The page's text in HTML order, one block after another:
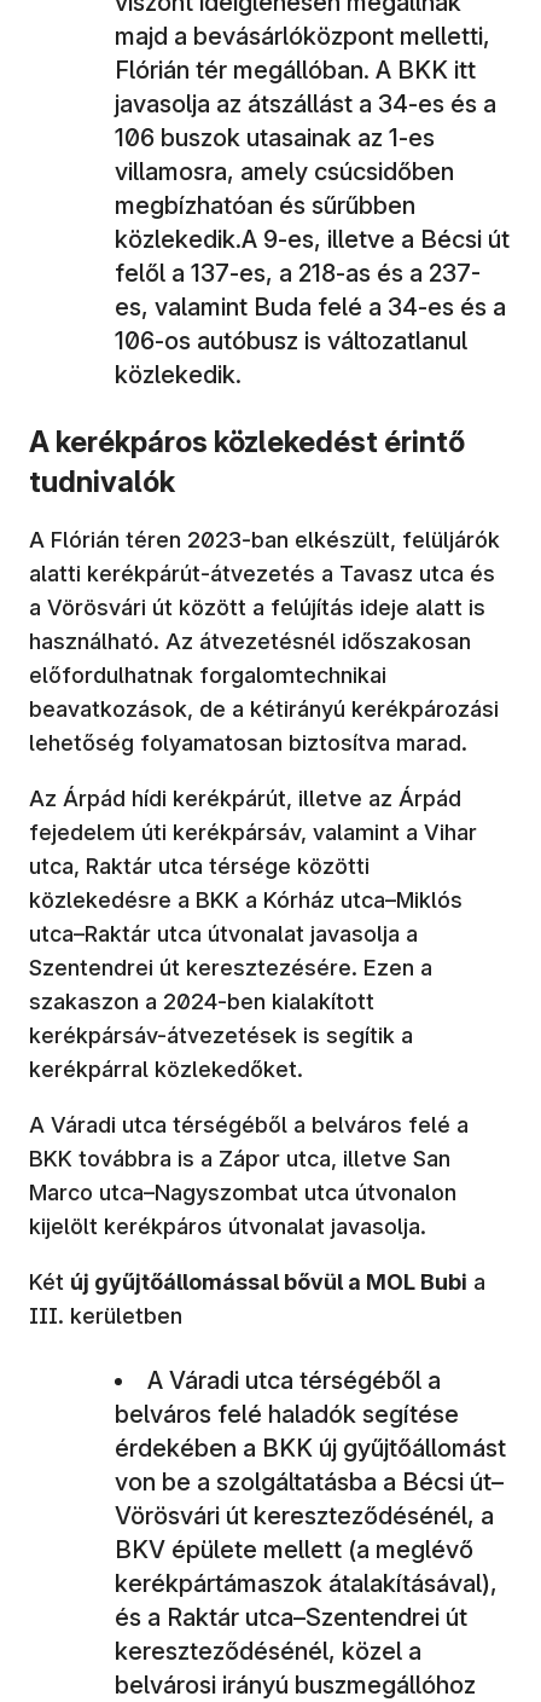
majd a bevásárlóközpont melletti,
Flórián tér megállóban. A BKK itt
javasolja az átszállást a 34-es és a
106 buszok utasainak az 1-es
villamosra, amely csúcsidőben
megbízhatóan és sűrűbben
közlekedik.A 9-es, illetve a Bécsi út
felől a 137-es, a 218-as és a 237-
es, valamint Buda felé a 34-es és a
106-os autóbusz is változatlanul
közlekedik.
A kerékpáros közlekedést érintő
tudnivalók
A Flórián téren 2023-ban elkészült, felüljárók
alatti kerékpárút-átvezetés a Tavasz utca és
a Vörösvári út között a felújítás ideje alatt is
használható. Az átvezetésnél időszakosan
előfordulhatnak forgalomtechnikai
beavatkozások, de a kétirányú kerékpározási
lehetőség folyamatosan biztosítva marad.
Az Árpád hídi kerékpárút, illetve az Árpád
fejedelem úti kerékpársáv, valamint a Vihar
utca, Raktár utca térsége közötti
közlekedésre a BKK a Kórház utca–Miklós
utca–Raktár utca útvonalat javasolja a
Szentendrei út keresztezésére. Ezen a
szakaszon a 2024-ben kialakított
kerékpársáv-átvezetések is segítik a
kerékpárral közlekedőket.
A Váradi utca térségéből a belváros felé a
BKK továbbra is a Zápor utca, illetve San
Marco utca–Nagyszombat utca útvonalon
kijelölt kerékpáros útvonalat javasolja.
Két új gyűjtőállomással bővül a MOL Bubi a
III. kerületben
A Váradi utca térségéből a
belváros felé haladók segítése
érdekében a BKK új gyűjtőállomást
von be a szolgáltatásba a Bécsi út–
Vörösvári út kereszteződésénél, a
BKV épülete mellett (a meglévő
kerékpártámaszok átalakításával),
és a Raktár utca–Szentendrei út
kereszteződésénél, közel a
belvárosi irányú buszmegállóhoz